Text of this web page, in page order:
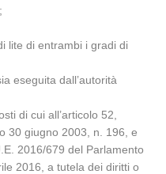
lite di entrambi i gradi di
eseguita dall’autorità
di cui all’articolo 52,
30 giugno 2003, n. 196, e
2016/679 del Parlamento
2016, a tutela dei diritti o